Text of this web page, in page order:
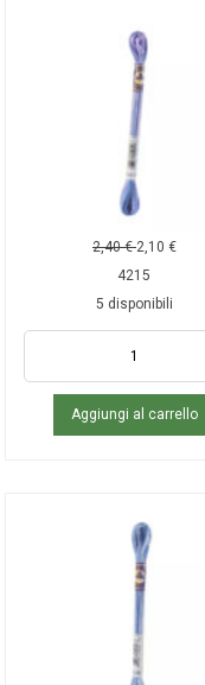
2,40€ 2,10 €
4215
5 disponibili
Aggiungi al carrello